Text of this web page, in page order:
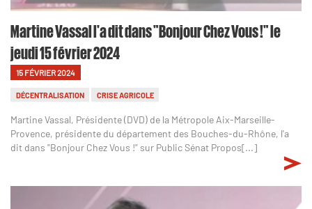
Martine Vassal l'a dit dans "Bonjour Chez Vous !" le
jeudi 15 février 2024
15 FÉVRIER 2024
DÉCENTRALISATION CRISE AGRICOLE
Martine Vassal, Présidente (DVD) de la Métropole Aix-Marseille-
Provence, présidente du département des Bouches-du-Rhône, l'a
dit dans "Bonjour Chez Vous !" sur Public Sénat Propos[...]